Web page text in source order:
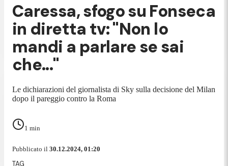
Caressa, sfogo su Fonseca
in diretta tv: "Non lo
mandi a parlare se sai
che..."
Le dichiarazioni del giornalista di Sky sulla decisione del Milan
dopo il pareggio contro la Roma
1 min
Pubblicato il 30.12.2024, 01:20